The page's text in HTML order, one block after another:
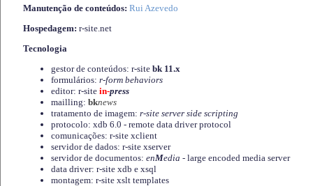
Manutenção de conteúdos: Rui Azevedo
Hospedagem: r-site.net
Tecnologia
gestor de conteúdos: r-site bk 11.x
formulários: r-form behaviors
editor: r-site in-press
mailling: bknews
tratamento de imagem: r-site server side scripting
protocolo: xdb 6.0 - remote data driver protocol
comunicações: r-site xclient
servidor de dados: r-site xserver
servidor de documentos: enMedia - large encoded media server
data driver: r-site xdb e xsql
montagem: r-site xslt templates